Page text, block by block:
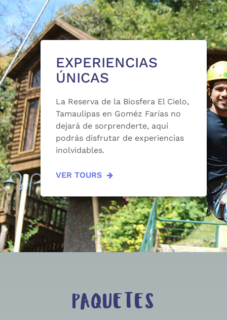
EXPERIENCIAS
ÚNICAS
La Reserva de la Biosfera El Cielo,
Tamaulipas en Goméz Farías no
dejará de sorprenderte, aquí
podrás disfrutar de experiencias
inolvidables.
VER TOURS
PAQUETES